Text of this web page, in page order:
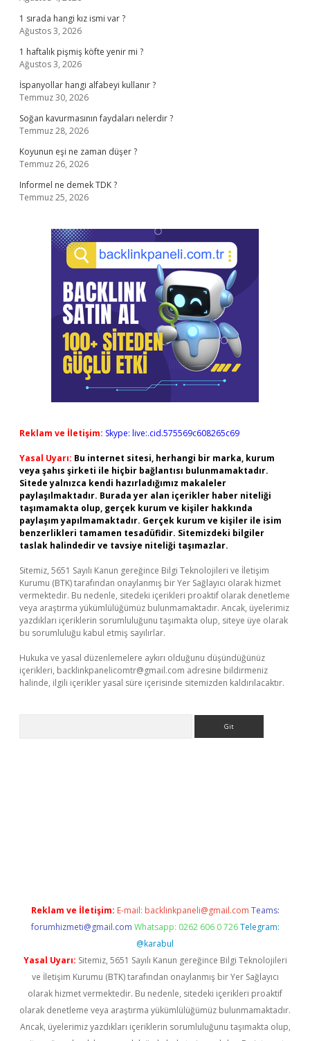
1 sırada hangi kız ismi var ?
Ağustos 3, 2026
1 haftalık pişmiş köfte yenir mi ?
Ağustos 3, 2026
İspanyollar hangi alfabeyi kullanır ?
Temmuz 30, 2026
Soğan kavurmasının faydaları nelerdir ?
Temmuz 28, 2026
Koyunun eşi ne zaman düşer ?
Temmuz 26, 2026
Informel ne demek TDK ?
Temmuz 25, 2026
Reklam ve İletişim: Skype: live:.cid.575569c608265c69
Yasal Uyarı: Bu internet sitesi, herhangi bir marka, kurum
veya şahıs şirketi ile hiçbir bağlantısı bulunmamaktadır.
Sitede yalnızca kendi hazırladığımız makaleler
paylaşılmaktadır. Burada yer alan içerikler haber niteliği
taşımamakta olup, gerçek kurum ve kişiler hakkında
paylaşım yapılmamaktadır. Gerçek kurum ve kişiler ile isim
benzerlikleri tamamen tesadüfidir. Sitemizdeki bilgiler
taslak halindedir ve tavsiye niteliği taşımazlar.
Sitemiz, 5651 Sayılı Kanun gereğince Bilgi Teknolojileri ve İletişim
Kurumu (BTK) tarafından onaylanmış bir Yer Sağlayıcı olarak hizmet
vermektedir. Bu nedenle, sitedeki içerikleri proaktif olarak denetleme
veya araştırma yükümlülüğümüz bulunmamaktadır. Ancak, üyelerimiz
yazdıkları içeriklerin sorumluluğunu taşımakta olup, siteye üye olarak
bu sorumluluğu kabul etmiş sayılırlar.
Hukuka ve yasal düzenlemelere aykırı olduğunu düşündüğünüz
içerikleri, backlinkpanelicomtr@gmail.com adresine bildirmeniz
halinde, ilgili içerikler yasal süre içerisinde sitemizden kaldırılacaktır.
Reklam ve İletişim: E-mail: backlinkpaneli@gmail.com Teams:
forumhizmeti@gmail.com Whatsapp: 0262 606 0 726 Telegram:
@karabul
Yasal Uyarı: Sitemiz, 5651 Sayılı Kanun gereğince Bilgi Teknolojileri
ve İletişim Kurumu (BTK) tarafından onaylanmış bir Yer Sağlayıcı
olarak hizmet vermektedir. Bu nedenle, sitedeki içerikleri proaktif
olarak denetleme veya araştırma yükümlülüğümüz bulunmamaktadır.
Ancak, üyelerimiz yazdıkları içeriklerin sorumluluğunu taşımakta olup,